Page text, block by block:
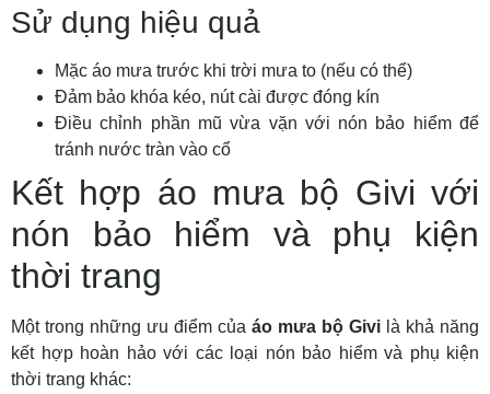
Sử dụng hiệu quả
Mặc áo mưa trước khi trời mưa to (nếu có thể)
Đảm bảo khóa kéo, nút cài được đóng kín
Điều chỉnh phần mũ vừa vặn với nón bảo hiểm để
tránh nước tràn vào cổ
Kết hợp áo mưa bộ Givi với
nón bảo hiểm và phụ kiện
thời trang
Một trong những ưu điểm của áo mưa bộ Givi là khả năng
kết hợp hoàn hảo với các loại nón bảo hiểm và phụ kiện
thời trang khác: